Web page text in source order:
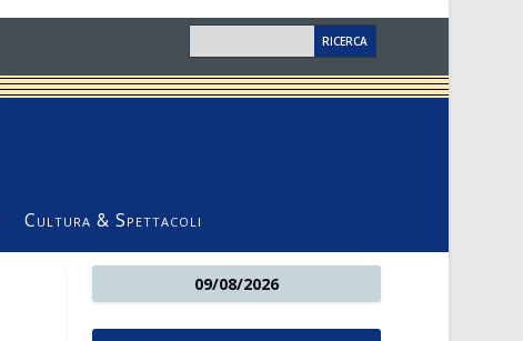
Cultura & Spettacoli
09/08/2026